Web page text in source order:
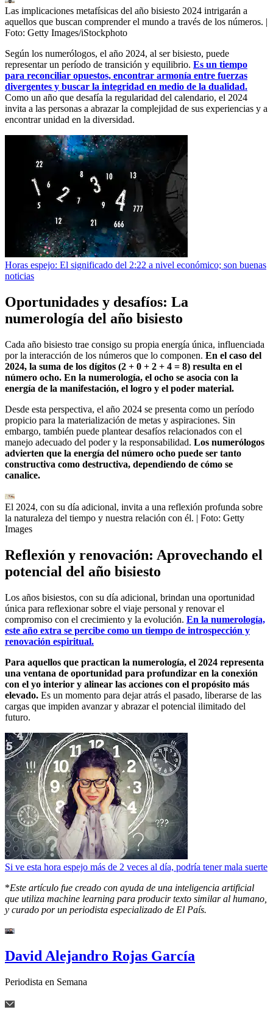
Las implicaciones metafísicas del año bisiesto 2024 intrigarán a
aquellos que buscan comprender el mundo a través de los números. |
Foto: Getty Images/iStockphoto
Según los numerólogos, el año 2024, al ser bisiesto, puede
representar un período de transición y equilibrio. Es un tiempo
para reconciliar opuestos, encontrar armonía entre fuerzas
divergentes y buscar la integridad en medio de la dualidad.
Como un año que desafía la regularidad del calendario, el 2024
invita a las personas a abrazar la complejidad de sus experiencias y a
encontrar unidad en la diversidad.
Horas espejo: El significado del 2:22 a nivel económico; son buenas
noticias
Oportunidades y desafíos: La
numerología del año bisiesto
Cada año bisiesto trae consigo su propia energía única, influenciada
por la interacción de los números que lo componen. En el caso del
2024, la suma de los dígitos (2 + 0 + 2 + 4 = 8) resulta en el
número ocho. En la numerología, el ocho se asocia con la
energía de la manifestación, el logro y el poder material.
Desde esta perspectiva, el año 2024 se presenta como un período
propicio para la materialización de metas y aspiraciones. Sin
embargo, también puede plantear desafíos relacionados con el
manejo adecuado del poder y la responsabilidad. Los numerólogos
advierten que la energía del número ocho puede ser tanto
constructiva como destructiva, dependiendo de cómo se
canalice.
El 2024, con su día adicional, invita a una reflexión profunda sobre
la naturaleza del tiempo y nuestra relación con él. | Foto: Getty
Images
Reflexión y renovación: Aprovechando el
potencial del año bisiesto
Los años bisiestos, con su día adicional, brindan una oportunidad
única para reflexionar sobre el viaje personal y renovar el
compromiso con el crecimiento y la evolución. En la numerología,
este año extra se percibe como un tiempo de introspección y
renovación espiritual.
Para aquellos que practican la numerología, el 2024 representa
una ventana de oportunidad para profundizar en la conexión
con el yo interior y alinear las acciones con el propósito más
elevado. Es un momento para dejar atrás el pasado, liberarse de las
cargas que impiden avanzar y abrazar el potencial ilimitado del
futuro.
Si ve esta hora espejo más de 2 veces al día, podría tener mala suerte
*Este artículo fue creado con ayuda de una inteligencia artificial
que utiliza machine learning para producir texto similar al humano,
y curado por un periodista especializado de El País.
David Alejandro Rojas García
Periodista en Semana